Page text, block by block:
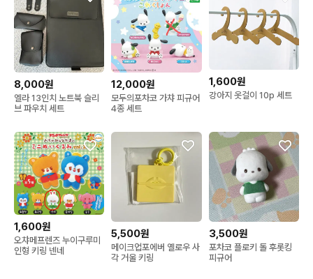
8,000원
엘라 13인치 노트북 슬리
브 파우치 세트
12,000원
모두의포차코 가챠 피규어
4종 세트
1,600원
강아지 옷걸이 10p 세트
1,600원
오챠메프렌즈 누이구루미
인형 키링 넨네
5,500원
메이크업포에버 옐로우 사
각 거울 키링
3,500원
포차코 플로키 돌 후롯킹
피규어